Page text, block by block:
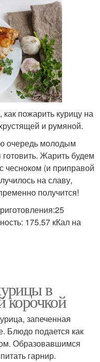
пожарить курицу на
и румяной.
очередь молодым
готовить. Жарить будем
чесноком (и приправой
на славу,
получится!
175.57 кКал на
в
корочкой
запеченная
Блюдо подается как
Образовавшимся
гарнир.